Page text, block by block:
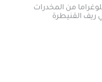
المخدرات